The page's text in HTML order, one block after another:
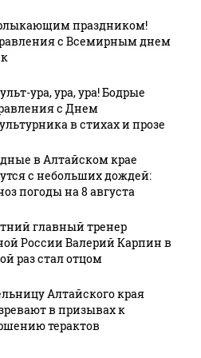
пробка
скопилась
из-за ДТП на
мосту в
Барнауле
праздником!
с Всемирным днем
ура, ура, ура! Бодрые
с Днем
в стихах и прозе
в Алтайском крае
с небольших дождей:
погоды на 8 августа
главный тренер
России Валерий Карпин в
раз стал отцом
Алтайского края
в призывах к
терактов